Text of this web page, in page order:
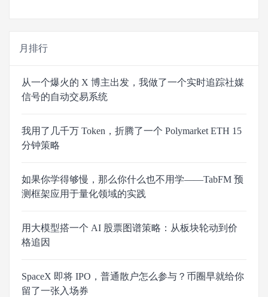
月排行
从一个爆火的 X 博主出发，我做了一个实时追踪社媒
信号的自动交易系统
我用了几千万 Token，折腾了一个 Polymarket ETH 15
分钟策略
如果你学得够慢，那么你什么也不用学——TabFM 预
测框架应用于量化领域的实践
用大模型搭一个 AI 股票图谱策略：从板块轮动到价
格追因
SpaceX 即将 IPO，普通散户怎么参与？币圈早就给你
留了一张入场券